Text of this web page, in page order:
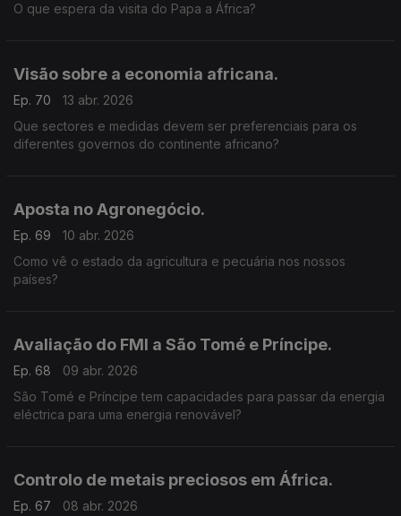
O que espera da visita do Papa a África?
Visão sobre a economia africana.
Ep. 70
13 abr. 2026
Que sectores e medidas devem ser preferenciais para os
diferentes governos do continente africano?
Aposta no Agronegócio.
Ep. 69
10 abr. 2026
Como vê o estado da agricultura e pecuária nos nossos
países?
Avaliação do FMI a São Tomé e Príncipe.
Ep. 68
09 abr. 2026
São Tomé e Príncipe tem capacidades para passar da energia
eléctrica para uma energia renovável?
Controlo de metais preciosos em África.
Ep. 67
08 abr. 2026